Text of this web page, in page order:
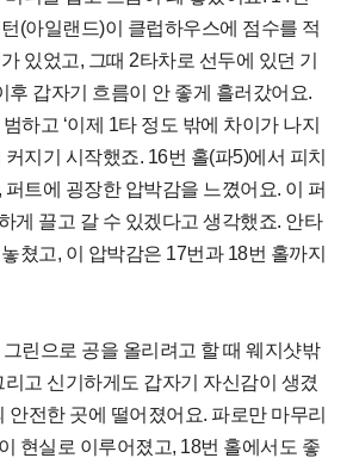
(아일랜드)이 클럽하우스에 점수를 적
있었고, 그때 2타차로 선두에 있던 기
후 갑자기 흐름이 안 좋게 흘러갔어요.
하고 ‘이제 1타 정도 밖에 차이가 나지
커지기 시작했죠. 16번 홀(파5)에서 피치
트에 굉장한 압박감을 느꼈어요. 이 퍼
게 끌고 갈 수 있겠다고 생각했죠. 안타
쳤고, 이 압박감은 17번과 18번 홀까지
린으로 공을 올리려고 할 때 웨지샷밖
리고 신기하게도 갑자기 자신감이 생겼
안전한 곳에 떨어졌어요. 파로만 마무리
현실로 이루어졌고, 18번 홀에서도 좋